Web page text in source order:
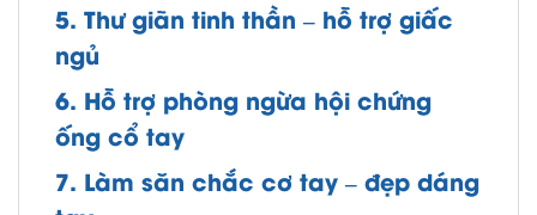
5. Thư giãn tinh thần – hỗ trợ giấc
ngủ
6. Hỗ trợ phòng ngừa hội chứng
ống cổ tay
7. Làm săn chắc cơ tay – đẹp dáng